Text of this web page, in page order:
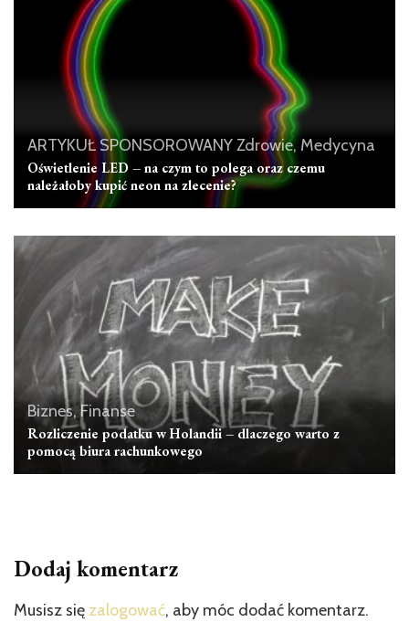
ARTYKUŁ SPONSOROWANYZdrowie, Medycyna
Oświetlenie LED – na czym to polega oraz czemu
należałoby kupić neon na zlecenie?
Biznes, Finanse
Rozliczenie podatku w Holandii – dlaczego warto z
pomocą biura rachunkowego
Dodaj komentarz
Musisz się zalogować, aby móc dodać komentarz.